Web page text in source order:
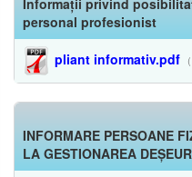
Informații privind
personal profesionist
pliant informativ.pdf
INFORMARE PERSOANE
LA GESTIONAREA